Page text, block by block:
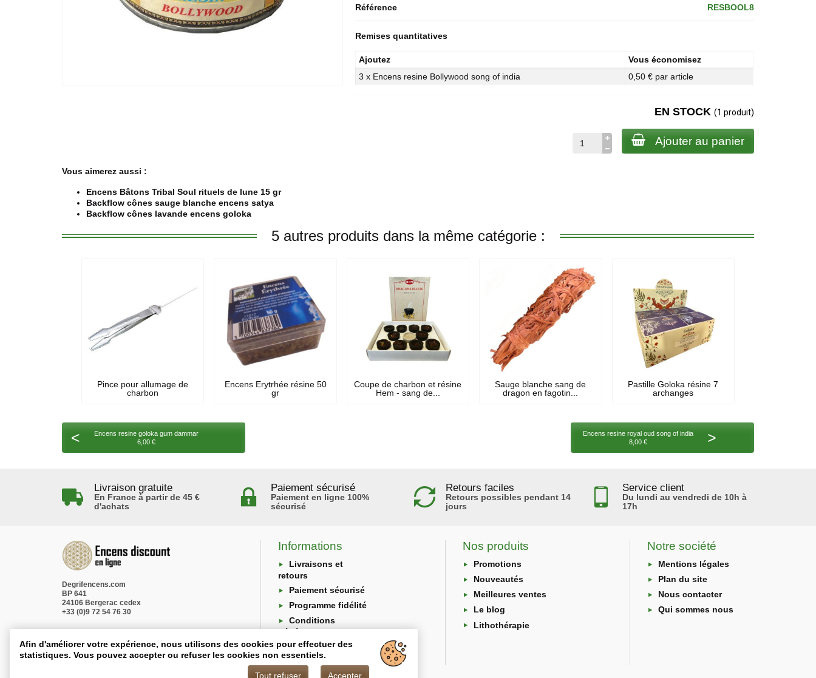
Référence RESBOOL8
Remises quantitatives
Ajoutez
Vous économisez
3 x Encens resine Bollywood song of india
0,50 € par article
EN STOCK (1 produit)
Ajouter au panier
Vous aimerez aussi :
Encens Bâtons Tribal Soul rituels de lune 15 gr
Backflow cônes sauge blanche encens satya
Backflow cônes lavande encens goloka
5 autres produits dans la même catégorie :
Pince pour allumage de
charbon
Encens Erytrhée résine 50
gr
Coupe de charbon et résine
Hem - sang de...
Sauge blanche sang de
dragon en fagotin...
Pastille Goloka résine 7
archanges
<
Encens resine goloka gum dammar
6,00 €
Encens resine royal oud song of india
8,00 €
>
Livraison gratuite
En France à partir de 45 €
d'achats
Paiement sécurisé
Paiement en ligne 100%
sécurisé
Retours faciles
Retours possibles pendant 14
jours
Service client
Du lundi au vendredi de 10h à
17h
Degrifencens.com
BP 641
24106 Bergerac cedex
+33 (0)9 72 54 76 30
Informations
Livraisons et
retours
Paiement sécurisé
Programme fidélité
Conditions
générales
Protection des
données
Nos produits
Promotions
Nouveautés
Meilleures ventes
Le blog
Lithothérapie
Notre société
Mentions légales
Plan du site
Nous contacter
Qui sommes nous
Afin d'améliorer votre expérience, nous utilisons des cookies pour effectuer des
statistiques. Vous pouvez accepter ou refuser les cookies non essentiels.
Tout refuser Accepter